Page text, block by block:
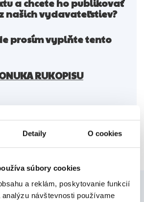
Detaily O cookies
súbory cookies
a reklám, poskytovanie funkcií
návštevnosti používame
a chcete ho publikovať
našich vydavateľstiev?
prosím vyplňte tento
RUKOPISU